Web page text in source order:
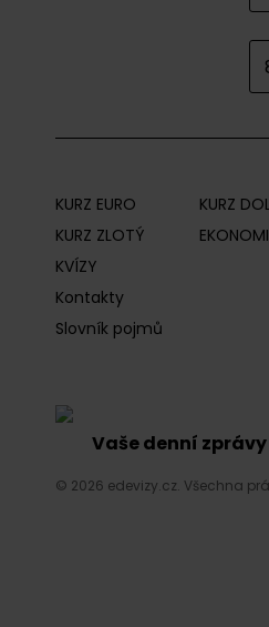
KURZ EURO
KURZ
KURZ ZLOTÝ
KVÍZY
Kontakty
Slovník pojmů
Vaše denní
© 2026 edevizy.cz. Všechna